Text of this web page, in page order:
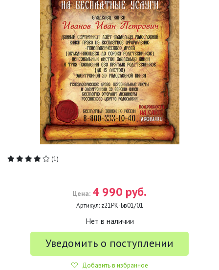
(1)
Цена: 4 990 руб.
Артикул: z21РК-Бв01/01
Нет в наличии
Уведомить о поступлении
Добавить в избранное